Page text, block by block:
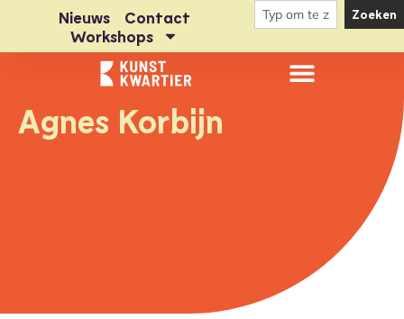
Nieuws
Contact
Workshops
Zoeken
Agnes Korbijn